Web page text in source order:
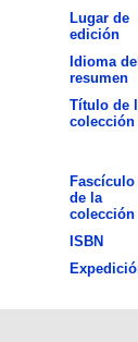
Lugar de
edición
Idioma
resumen
Título de
colección
Fascículo
de la
colección
ISBN